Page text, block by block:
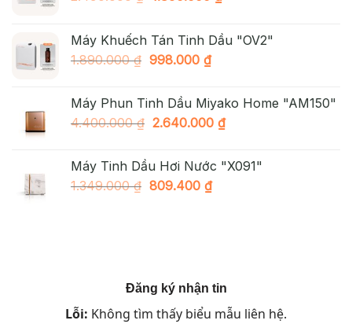
2.490.000 ₫.là:
Máy Khuếch Tán Tinh Dầu "OV2"
1.890.000₫ Giá
1.890.000 ₫.
998.000 ₫Giá
là:
998.000 ₫.
Máy Phun Tinh Dầu Miyako Home "AM150"
4.400.000₫ Giá
4.400.000 ₫.
2.640.000 ₫Giá
là:
Máy Tinh Dầu Hơi Nước "X091"
1.349.000₫ Giá
809.400 ₫Giá
Đăng ký nhận tin
Lỗi: Không tìm thấy biểu mẫu liên hệ.